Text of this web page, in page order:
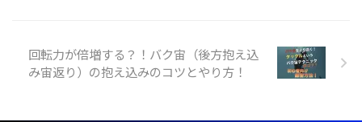
５：３０）〈新規追加クラス〉ア
クロバットクラス ※小学生以上
回転力が倍増する？！バク宙（後方抱え込
み宙返り）の抱え込みのコツとやり方！